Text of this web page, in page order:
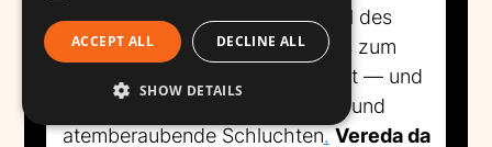
üppigen Lorbeerwald — Teil des
Ökosystems Laurissilva, das zum
UNESCO-Weltkulturerbe gehört — und
enthüllt endemische Vögel und
atemberaubende Schluchten. Vereda da
ACCEPT ALL DECLINE ALL
SHOW DETAILS